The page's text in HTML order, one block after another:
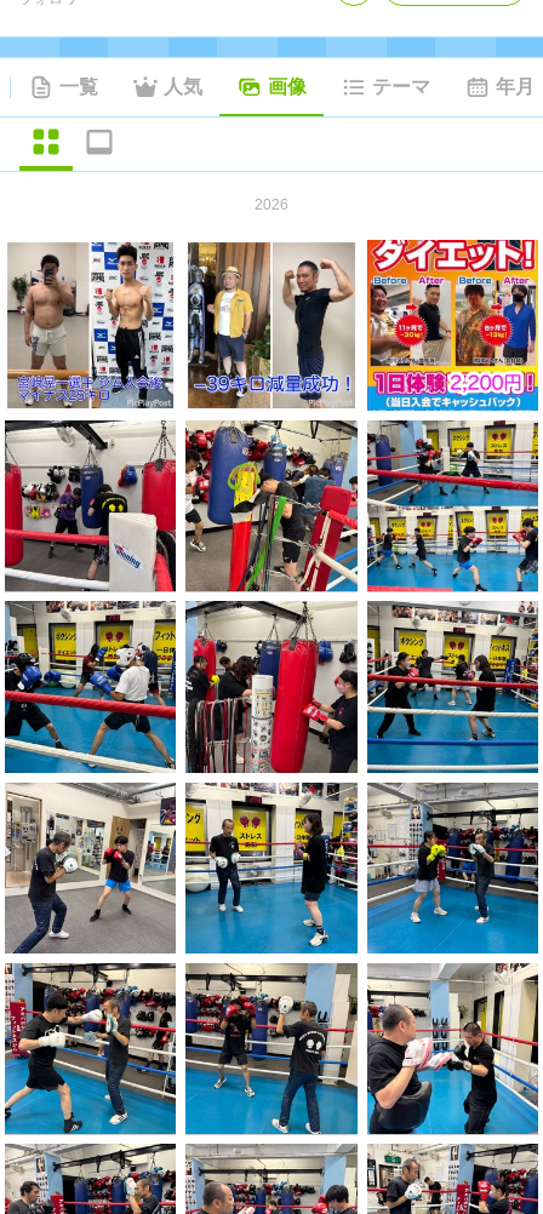
一覧 人気 画像 テーマ 年月
2026